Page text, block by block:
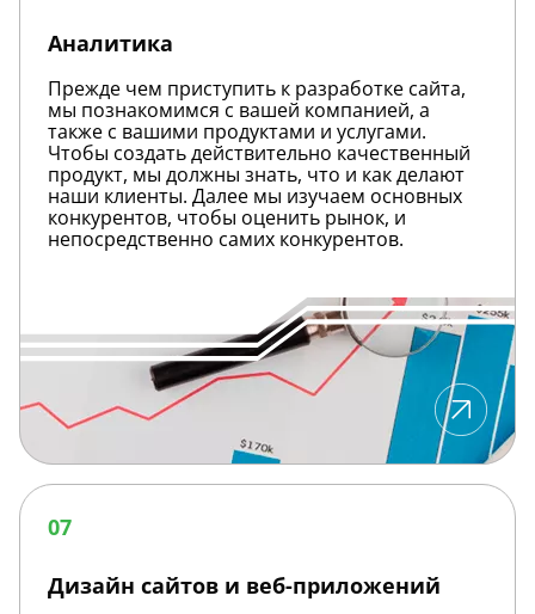
Аналитика
Прежде чем приступить к разработке сайта,
мы познакомимся с вашей компанией, а
также с вашими продуктами и услугами.
Чтобы создать действительно качественный
продукт, мы должны знать, что и как делают
наши клиенты. Далее мы изучаем основных
конкурентов, чтобы оценить рынок, и
непосредственно самих конкурентов.
Дизайн
сайтов
приложений
07
Дизайн сайтов и веб-приложений